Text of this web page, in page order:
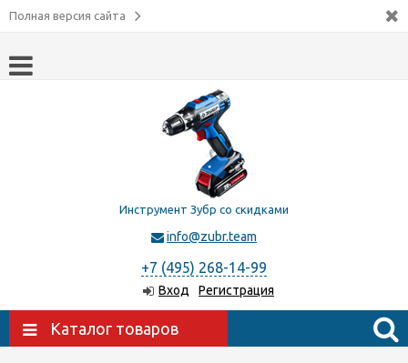
Полная версия сайта
Инструмент Зубр со скидками
info@zubr.team
+7 (495) 268-14-99
Вход Регистрация
Каталог товаров